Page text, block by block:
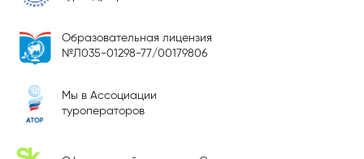
Образовательная лицензия
№Л035-01298-77/00179806
Мы в Ассоциации
туроператоров